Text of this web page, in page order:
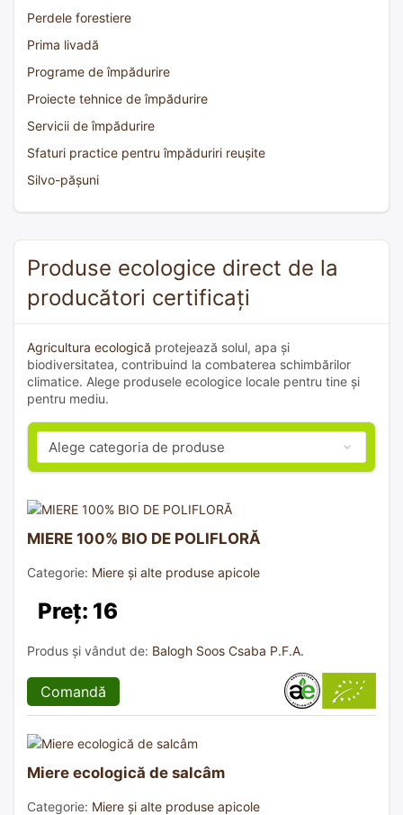
Perdele forestiere
Prima livadă
Programe de împădurire
Proiecte tehnice de împădurire
Servicii de împădurire
Sfaturi practice pentru împăduriri reușite
Silvo-pășuni
Produse ecologice direct de la
producători certificați
Agricultura ecologică protejează solul, apa și
biodiversitatea, contribuind la combaterea schimbărilor
climatice. Alege produsele ecologice locale pentru tine și
pentru mediu.
MIERE 100% BIO DE POLIFLORĂ
Categorie: Miere și alte produse apicole
Preț: 16
Produs și vândut de: Balogh Soos Csaba P.F.A.
Comandă
Miere ecologică de salcâm
Categorie: Miere și alte produse apicole